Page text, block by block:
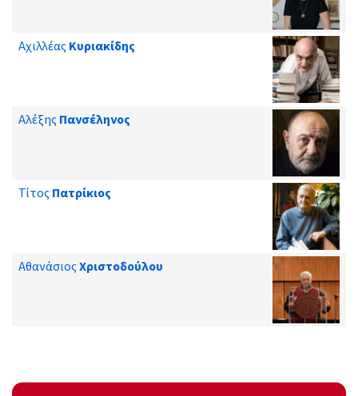
ΑχιλλέαςΚυριακίδης
ΑλέξηςΠανσέληνος
ΤίτοςΠατρίκιος
ΑθανάσιοςΧριστοδούλου